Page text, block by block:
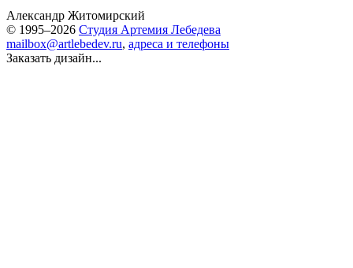
Александр Житомирский
© 1995–2026 Студия Артемия Лебедева
mailbox@artlebedev.ru, адреса и телефоны
Заказать дизайн...